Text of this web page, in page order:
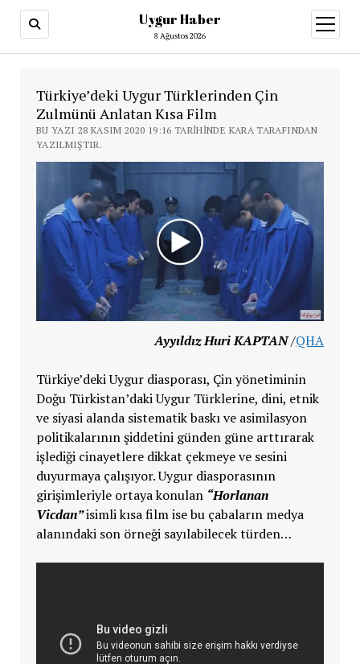
Uygur Haber
8 Ağustos 2026
aç
Türkiye’deki Uygur Türklerinden Çin
Zulmünü Anlatan Kısa Film
BU YAZI 28 KASIM 2020 19:16 TARIHINDE KARA TARAFINDAN
YAZILMIŞTIR.
Ayyıldız Huri KAPTAN/QHA
Türkiye’deki Uygur diasporası, Çin yönetiminin
Doğu Türkistan’daki Uygur Türklerine, dini, etnik
ve siyasi alanda sistematik baskı ve asimilasyon
politikalarının şiddetini günden güne arttırarak
işlediği cinayetlere dikkat çekmeye ve sesini
duyurmaya çalışıyor. Uygur diasporasının
girişimleriyle ortaya konulan “Horlanan
Vicdan”isimli kısa film ise bu çabaların medya
alanındaki son örneği sayılabilecek türden…